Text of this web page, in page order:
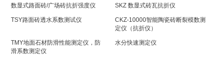
数显式路面砖/广场砖抗折强度仪 SKZ 数显式砖瓦抗折仪
TSY路面砖透水系数测试仪
CKZ-10000智能陶瓷砖断裂模数测
定仪（抗折仪）
TMY地面石材防滑性能测定仪，防
滑系数测定仪
水分快速测定仪